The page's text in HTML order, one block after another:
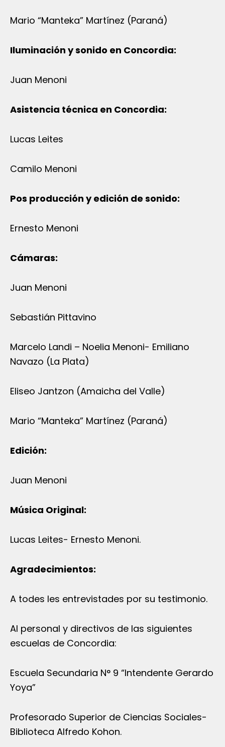
Mario “Manteka” Martínez (Paraná)
Iluminación y sonido en Concordia:
Juan Menoni
Asistencia técnica en Concordia:
Lucas Leites
Camilo Menoni
Pos producción y edición de sonido:
Ernesto Menoni
Cámaras:
Juan Menoni
Sebastián Pittavino
Marcelo Landi – Noelia Menoni- Emiliano
Navazo (La Plata)
Eliseo Jantzon (Amaicha del Valle)
Mario “Manteka” Martínez (Paraná)
Edición:
Juan Menoni
Música Original:
Lucas Leites- Ernesto Menoni.
Agradecimientos:
A todes les entrevistades por su testimonio.
Al personal y directivos de las siguientes
escuelas de Concordia:
Escuela Secundaria N° 9 “Intendente Gerardo
Yoya”
Profesorado Superior de Ciencias Sociales-
Biblioteca Alfredo Kohon.